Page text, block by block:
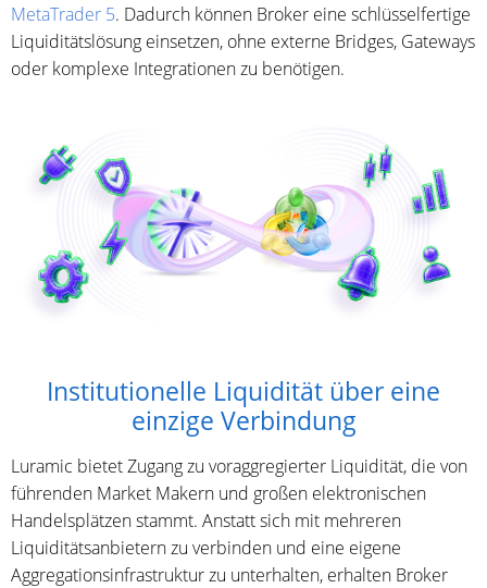
MetaTrader 5. Dadurch können Broker eine schlüsselfertige
Liquiditätslösung einsetzen, ohne externe Bridges, Gateways
oder komplexe Integrationen zu benötigen.
Institutionelle Liquidität über eine
einzige Verbindung
Luramic bietet Zugang zu voraggregierter Liquidität, die von
führenden Market Makern und großen elektronischen
Handelsplätzen stammt. Anstatt sich mit mehreren
Liquiditätsanbietern zu verbinden und eine eigene
Aggregationsinfrastruktur zu unterhalten, erhalten Broker